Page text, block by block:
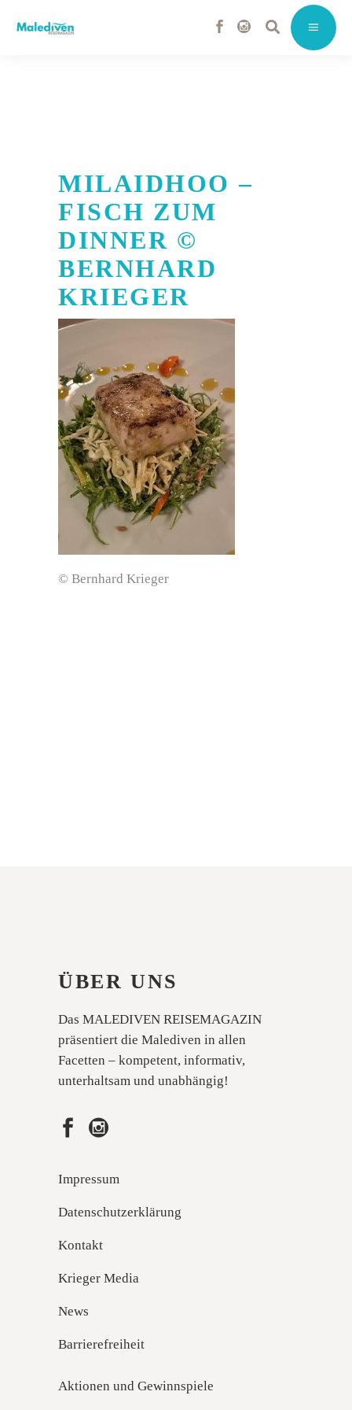
MILAIDHOO –
FISCH ZUM
DINNER ©
BERNHARD
KRIEGER
© Bernhard Krieger
ÜBER UNS
Das MALEDIVEN REISEMAGAZIN
präsentiert die Malediven in allen
Facetten – kompetent, informativ,
unterhaltsam und unabhängig!
Impressum
Datenschutzerklärung
Kontakt
Krieger Media
News
Barrierefreiheit
Aktionen und Gewinnspiele